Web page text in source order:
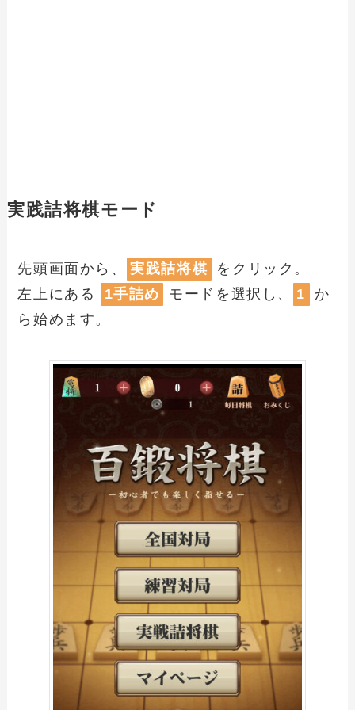
実践詰将棋モード
先頭画面から、 実践詰将棋
をクリック。
左上にある
1手詰め モードを選択し、 1
か
ら始めます。